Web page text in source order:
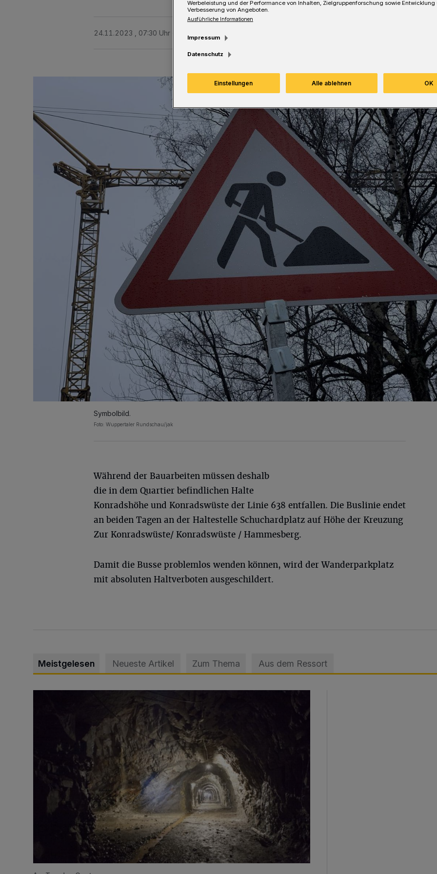
24.11.2023 , 07:30 Uhr
Symbolbild.
Foto: Wuppertaler Rundschau/jak
Während der Bauarbeiten müssen deshalb
die in dem Quartier befindlichen Halte
Konradshöhe und Konradswüste der Linie 638 entfallen. Die Buslinie endet
an beiden Tagen an der Haltestelle Schuchardplatz auf Höhe der Kreuzung
Zur Konradswüste/ Konradswüste / Hammesberg.
Damit die Busse problemlos wenden können, wird der Wanderparkplatz
mit absoluten Haltverboten ausgeschildert.
Meistgelesen Neueste Artikel Zum Thema Aus dem Ressort
Werbeleistung und der Performance von Inhalten, Zielgruppenforschung sowie Entwicklung
Verbesserung von Angeboten.
Ausführliche Informationen
Impressum
Datenschutz
Einstellungen Alle ablehnen OK